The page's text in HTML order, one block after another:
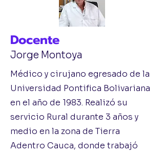
Docente
Jorge Montoya
Médico y cirujano egresado de la
Universidad Pontifica Bolivariana
en el año de 1983. Realizó su
servicio Rural durante 3 años y
medio en la zona de Tierra
Adentro Cauca, donde trabajó